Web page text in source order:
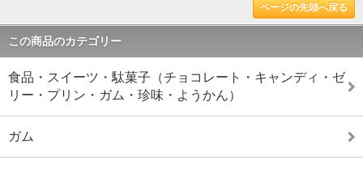
ページの先頭へ戻る
この商品のカテゴリー
食品・スイーツ・駄菓子（チョコレート・キャンディ・ゼ
リー・プリン・ガム・珍味・ようかん）
ガム